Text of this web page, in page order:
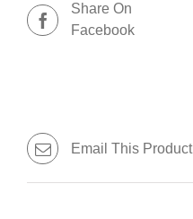
Share On
Facebook
Email This Product